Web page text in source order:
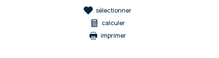
sélectionner
calculer
imprimer